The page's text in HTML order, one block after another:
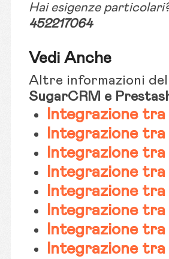
Hai esigenze
452217064
Vedi Anche
Altre informazioni
SugarCRM e
Integrazione
Integrazione
Integrazione
Integrazione
Integrazione
Integrazione
Integrazione
Integrazione